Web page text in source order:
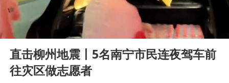
出口禁令驱动有色板块大涨
中巨芯：上半年归母净利润1405.77万元
秋天的第一杯奶茶到底有多火
38岁演员求职万岁山NPC成功
Play
00:00 01:02
直击柳州地震丨5名南宁市民连夜驾车前
往灾区做志愿者